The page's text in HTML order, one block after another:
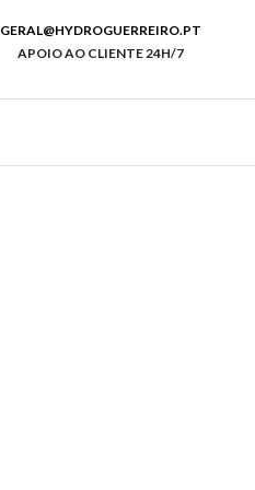
GERAL@HYDROGUERREIRO.PT
APOIO AO CLIENTE 24H/7